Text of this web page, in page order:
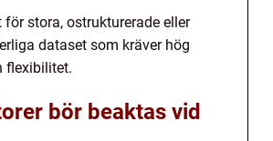
för stora, ostrukturerade eller
dataset som kräver hög
flexibilitet.
bör beaktas vid